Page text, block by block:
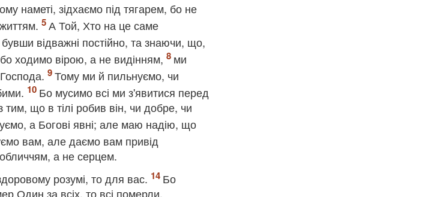
наметі, зідхаємо під тягарем, бо не
А Той, Хто на це саме
відважні постійно, та знаючи, що,
бо ходимо вірою, а не видінням,
ми
Тому ми й пильнуємо, чи
Бо мусимо всі ми з'явитися перед
що в тілі робив він, чи добре, чи
а Богові явні; але маю надію, що
вам, але даємо вам привід
а не серцем.
розумі, то для вас.
Бо
Один за всіх, то всі померли.